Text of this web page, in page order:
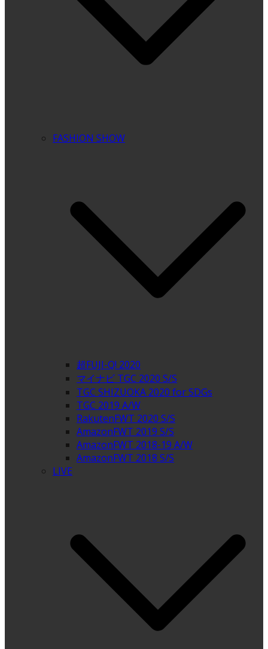
FASHION SHOW
超FUJI-Q! 2020
マイナビ TGC 2020 S/S
TGC SHIZUOKA 2020 for SDGs
TGC 2019 A/W
RakutenFWT 2020 S/S
AmazonFWT 2019 S/S
AmazonFWT 2018-19 A/W
AmazonFWT 2018 S/S
LIVE